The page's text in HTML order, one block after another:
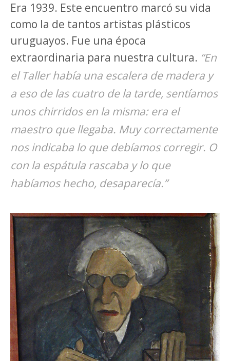
Era 1939. Este encuentro marcó su vida
como la de tantos artistas plásticos
uruguayos. Fue una época
extraordinaria para nuestra cultura. “En
el Taller había una escalera de madera y
a eso de las cuatro de la tarde, sentíamos
unos chirridos en la misma: era el
maestro que llegaba. Muy correctamente
nos indicaba lo que debíamos corregir. O
con la espátula rascaba y lo que
habíamos hecho, desaparecía.”